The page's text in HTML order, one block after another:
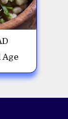
Age